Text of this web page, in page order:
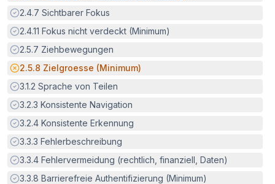
Erfüllt:
2.4.7 Sichtbarer Fokus
Erfüllt:
2.4.11 Fokus nicht verdeckt (Minimum)
Erfüllt:
2.5.7 Ziehbewegungen
Potenzielle Barriere:
2.5.8 Zielgroesse (Minimum)
Erfüllt:
3.1.2 Sprache von Teilen
Erfüllt:
3.2.3 Konsistente Navigation
Erfüllt:
3.2.4 Konsistente Erkennung
Erfüllt:
3.3.3 Fehlerbeschreibung
Erfüllt:
3.3.4 Fehlervermeidung (rechtlich, finanziell, Daten)
Erfüllt:
3.3.8 Barrierefreie Authentifizierung (Minimum)